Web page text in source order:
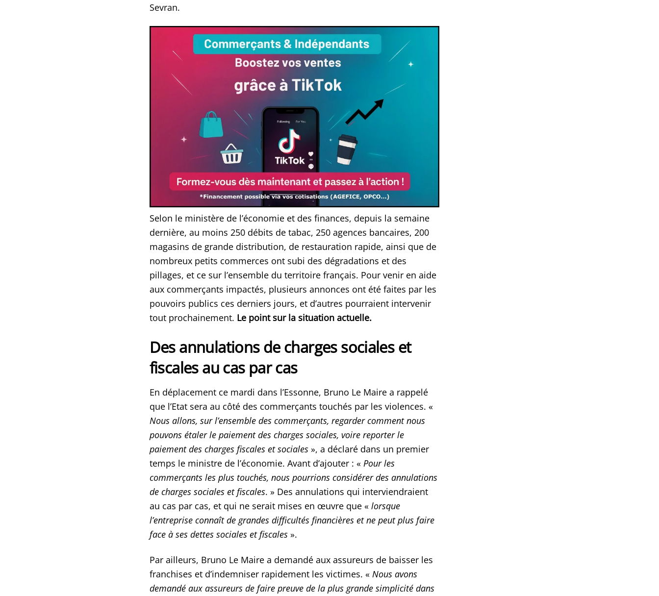
Sevran.
Selon le ministère de l’économie et des finances, depuis la semaine
dernière, au moins 250 débits de tabac, 250 agences bancaires, 200
magasins de grande distribution, de restauration rapide, ainsi que de
nombreux petits commerces ont subi des dégradations et des
pillages, et ce sur l’ensemble du territoire français. Pour venir en aide
aux commerçants impactés, plusieurs annonces ont été faites par les
pouvoirs publics ces derniers jours, et d’autres pourraient intervenir
tout prochainement. Le point sur la situation actuelle.
Des annulations de charges sociales et
fiscales au cas par cas
En déplacement ce mardi dans l’Essonne, Bruno Le Maire a rappelé
que l’Etat sera au côté des commerçants touchés par les violences. «
Nous allons, sur l’ensemble des commerçants, regarder comment nous
pouvons étaler le paiement des charges sociales, voire reporter le
paiement des charges fiscales et sociales», a déclaré dans un premier
temps le ministre de l’économie. Avant d’ajouter : « Pour les
commerçants les plus touchés, nous pourrions considérer des annulations
de charges sociales et fiscales. » Des annulations qui interviendraient
au cas par cas, et qui ne serait mises en œuvre que « lorsque
l’entreprise connaît de grandes difficultés financières et ne peut plus faire
face à ses dettes sociales et fiscales».
Par ailleurs, Bruno Le Maire a demandé aux assureurs de baisser les
franchises et d’indemniser rapidement les victimes. « Nous avons
demandé aux assureurs de faire preuve de la plus grande simplicité dans